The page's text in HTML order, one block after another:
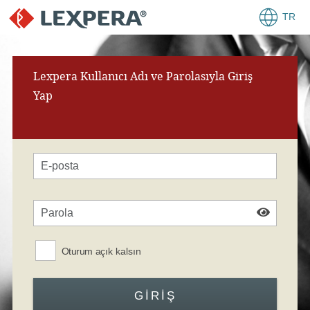
TR
Lexpera Kullanıcı Adı ve Parolasıyla Giriş
Yap
Oturum açık kalsın
GIRIŞ